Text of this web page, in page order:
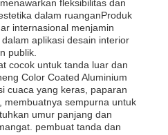
fleksibilitas dan
dalam ruanganProduk
internasional menjamin
aplikasi desain interior
publik.
cocok untuk tanda luar dan
Color Coated Aluminium
cuaca yang keras, paparan
membuatnya sempurna untuk
umur panjang dan
pembuat tanda dan